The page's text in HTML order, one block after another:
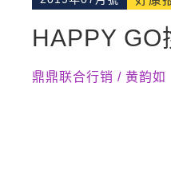
HAPPY
鼎鼎联合行销 / 黄韵如